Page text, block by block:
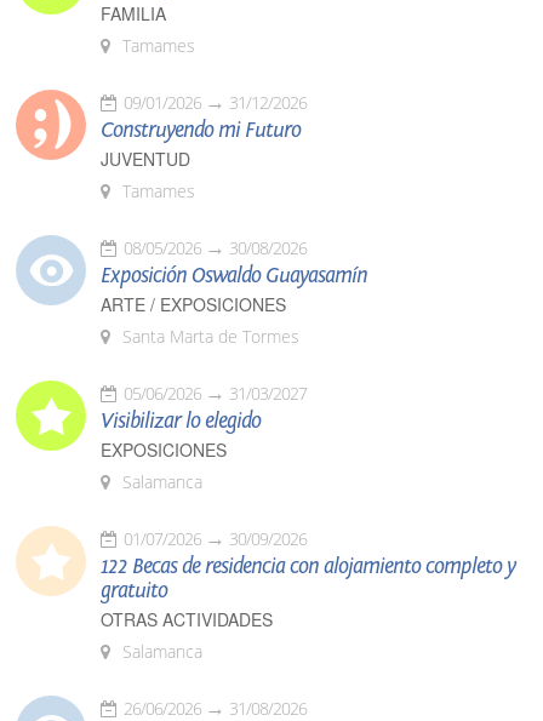
FAMILIA
Tamames
09/01/2026 31/12/2026
Construyendo mi Futuro
JUVENTUD
Tamames
08/05/2026 30/08/2026
Exposición Oswaldo Guayasamín
ARTE / EXPOSICIONES
Santa Marta de Tormes
05/06/2026 31/03/2027
Visibilizar lo elegido
EXPOSICIONES
Salamanca
01/07/2026 30/09/2026
122 Becas de residencia con alojamiento completo y
gratuito
OTRAS ACTIVIDADES
Salamanca
26/06/2026 31/08/2026